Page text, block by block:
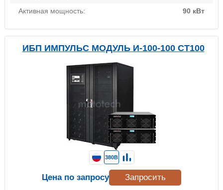
Активная мощность:
90 кВт
ИБП ИМПУЛЬС МОДУЛЬ И-100-100 СТ100
380В
Цена по запросу Запросить